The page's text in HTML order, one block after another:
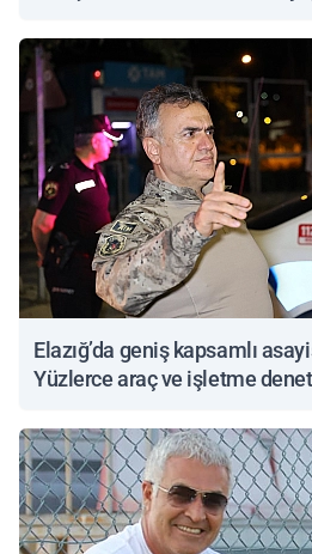
Elazığ’da geniş kapsamlı
Yüzlerce araç ve işletme